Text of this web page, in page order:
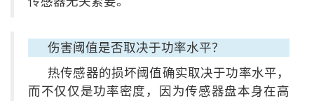
伤害阈值是否取决于功率水平？
热传感器的损坏阈值确实取决于功率水平，
而不仅仅是功率密度，因为传感器盘本身在高